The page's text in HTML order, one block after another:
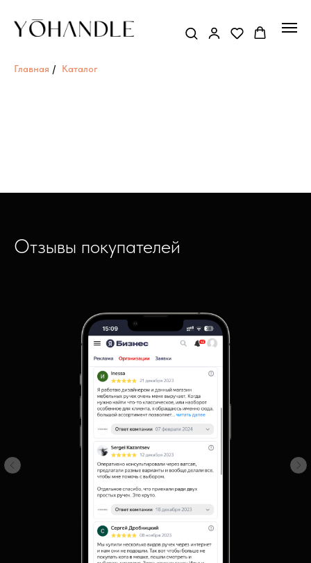
Главная / Каталог
Отзывы покупателей